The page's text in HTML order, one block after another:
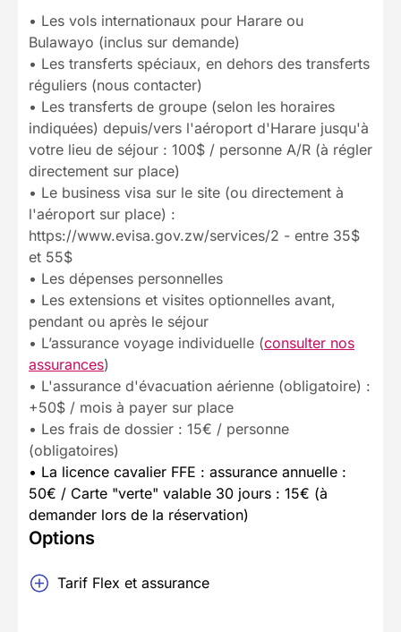
• Les vols internationaux pour Harare ou
Bulawayo (inclus sur demande)
• Les transferts spéciaux, en dehors des transferts
réguliers (nous contacter)
• Les transferts de groupe (selon les horaires
indiquées) depuis/vers l'aéroport d'Harare jusqu'à
votre lieu de séjour : 100$ / personne A/R (à régler
directement sur place)
• Le business visa sur le site (ou directement à
l'aéroport sur place) :
https://www.evisa.gov.zw/services/2 - entre 35$
et 55$
• Les dépenses personnelles
• Les extensions et visites optionnelles avant,
pendant ou après le séjour
• L’assurance voyage individuelle (consulter nos
assurances)
• L'assurance d'évacuation aérienne (obligatoire) :
+50$ / mois à payer sur place
• Les frais de dossier : 15€ / personne
(obligatoires)
• La licence cavalier FFE : assurance annuelle :
50€ / Carte "verte" valable 30 jours : 15€ (à
demander lors de la réservation)
Options
Tarif Flex et assurance